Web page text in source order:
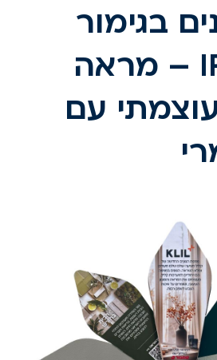
בגימור
צבע IRON – מראה
עם